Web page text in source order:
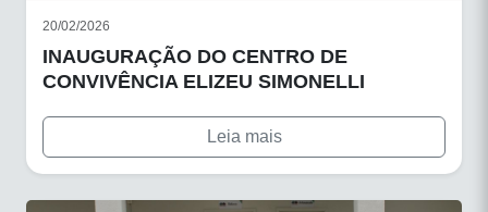
20/02/2026
INAUGURAÇÃO DO CENTRO DE
CONVIVÊNCIA ELIZEU SIMONELLI
Leia mais